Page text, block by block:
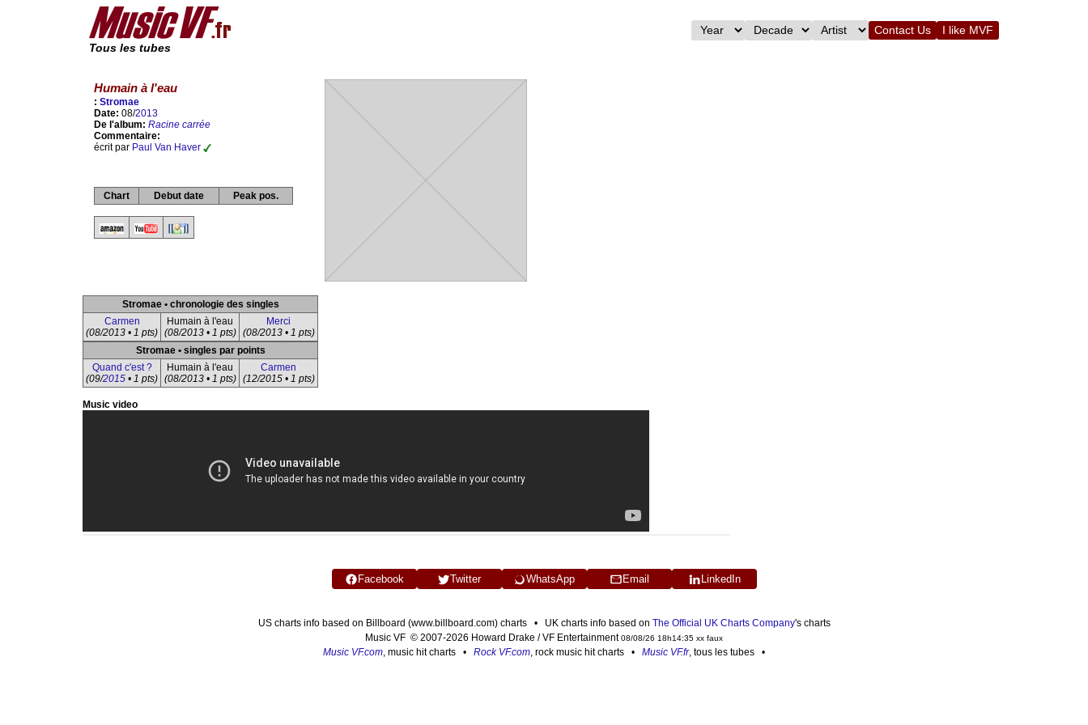
Tous les tubes
Contact Us I like MVF
Humain à l'eau
: Stromae
Date: 08/2013
De l'album: Racine carrée
Commentaire:
écrit par Paul Van Haver
Chart Debut date Peak pos.
Stromae • chronologie des singles
Carmen
(08/2013 • 1 pts)
Humain à l'eau
(08/2013 • 1 pts)
Merci
(08/2013 • 1 pts)
Stromae • singles par points
Quand c'est ?
(09/2015 • 1 pts)
Humain à l'eau
(08/2013 • 1 pts)
Carmen
(12/2015 • 1 pts)
Music video
Facebook Twitter WhatsApp Email LinkedIn
US charts info based on Billboard (www.billboard.com) charts • UK charts info based on The Official UK Charts Company's charts
Music VF © 2007-2026 Howard Drake / VF Entertainment08/08/26 18h14:35 xx faux
Music VF.com, music hit charts • Rock VF.com, rock music hit charts • Music VF.fr, tous les tubes •